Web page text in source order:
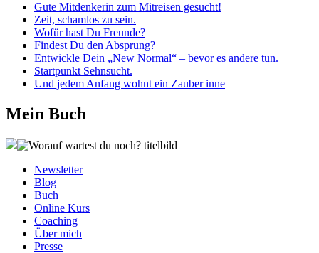
Gute Mitdenkerin zum Mitreisen gesucht!
Zeit, schamlos zu sein.
Wofür hast Du Freunde?
Findest Du den Absprung?
Entwickle Dein „New Normal“ – bevor es andere tun.
Startpunkt Sehnsucht.
Und jedem Anfang wohnt ein Zauber inne
Mein Buch
Newsletter
Blog
Buch
Online Kurs
Coaching
Über mich
Presse